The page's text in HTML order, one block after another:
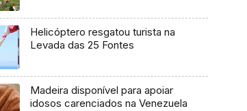
Helicóptero resgatou turista na
Levada das 25 Fontes
Madeira disponível para apoiar
idosos carenciados na Venezuela